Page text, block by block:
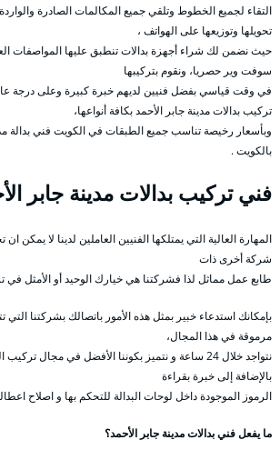
التقاء لجميع الخطوط وتلقي جميع المكالمات الصادرة
تحويلها وتوزيعها على الهواتف ،
حيث نضمن لك شراء أجهزة بدالات تنطبق عليها المواصفات
سوفت وير حصريا، ونقوم بتركيبها
في وقت قياسي بفضل فنيين لديهم خبرة كبيرة وعلى درجة
تركيب بدالات مدينة جابر الأحمد بكافة أنواعها،
وبأسعار رخيصة تناسب جميع الطبقات في الكويت فني بدالة
بالكويت .
فني تركيب بدالات مدينة جابر
المهارة العالية التي يمتلكها الفنيين العاملين لدينا لا يمكن
شركة أخرى ذات
طابع عمل مماثل لذا فشركتنا هي خيارك الوحيد أو الأمثل في
بإمكانك استدعاء خبير بمثل هذه الأمور باتصالك بشركتنا التي
مرموقة في هذا المجال،
نتواجد خلال 24 ساعة و نتميز بكوننا الأفضل في مجال
بالإضافة إلى خبرة بقراءة
الرموز الموجودة داخل لوحات البدالة للتحكم بها و اصلاح
ما يفعل فني بدالات مدينة جابر الأحمد؟